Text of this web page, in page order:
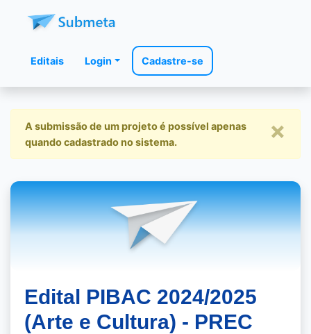
Editais Login Cadastre-se
A submissão de um projeto é possível apenas
quando cadastrado no sistema.
×
Edital PIBAC 2024/2025
(Arte e Cultura) - PREC